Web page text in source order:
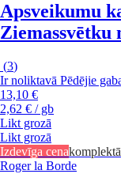
Apsveikumu
Ziemassvētku
(3)
Ir noliktavā Pēdējie
13,10 €
2,62 € / gb
Likt grozā
Likt grozā
Izdevīga cena
Roger la Borde